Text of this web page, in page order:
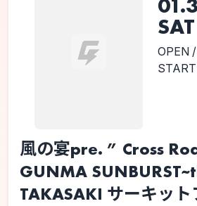
SAT
OPEN
風の宴pre. ” Cross
GUNMA
TAKASAKI サーキット